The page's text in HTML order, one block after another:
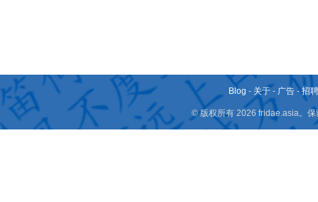
Blog - 关于 - 广告 -招
© 版权所有 2026 fridae.asia。